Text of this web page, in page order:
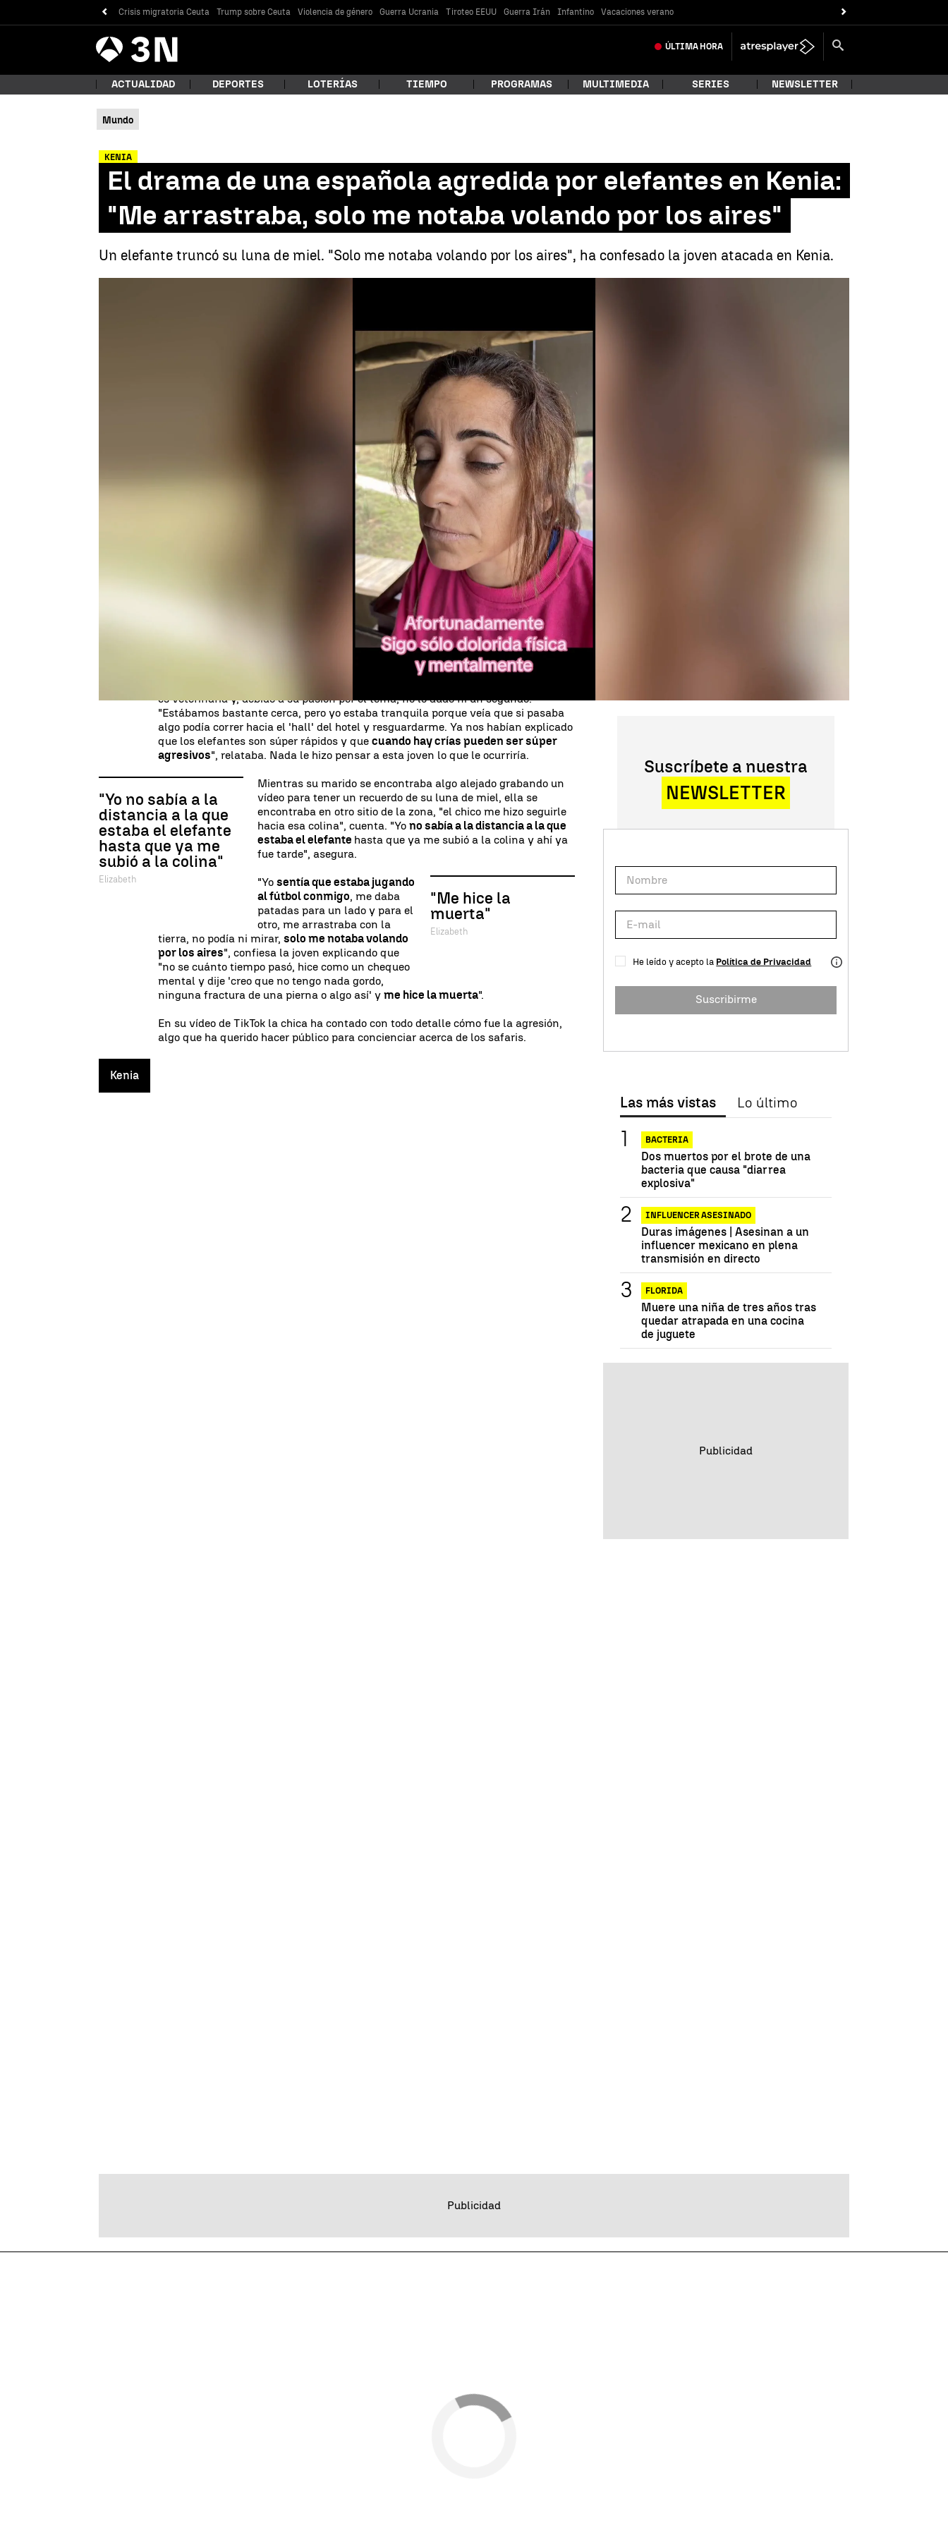
Crisis migratoria Ceuta Trump sobre Ceuta Violencia de género Guerra Ucrania Tiroteo EEUU Guerra Irán Infantino Vacaciones verano
Antena
3 Noticias ÚLTIMA HORA
¿Qué estás buscando?
ACTUALIDAD DEPORTES LOTERÍAS TIEMPO PROGRAMAS MULTIMEDIA SERIES NEWSLETTER
Mundo
KENIA
El drama de una española agredida por elefantes en Kenia:
"Me arrastraba, solo me notaba volando por los aires"
Un elefante truncó su luna de miel. "Solo me notaba volando por los aires", ha confesado la joven atacada en Kenia.
WhatsappFacebook
X Linkedin
"Por favor, mucho cuidado en los safaris", alertaba una joven en TikTok antes de
relatar su historia. Este miércoles, Elizabeth nos ha contado en directo en Espejo
Público una trágica experiencia durante su luna de miel en Kenia. "Me hice la
", explica, para intentar que unos elefantes no la agredieran más. "Lo
único que se me ocurrió es protegerme de la única manera que supe,hacerme
Esta joven y su chico estaban a punto de desayunar cuando uno de los
es veterinaria y, debido a su pasión por el tema, no lo dudó ni un segundo.
"Estábamos bastante cerca, pero yo estaba tranquila porque veía que si pasaba
algo podía correr hacia el 'hall' del hotel y resguardarme. Ya nos habían explicado
que los elefantes son súper rápidos y quecuando hay crías pueden ser súper
agresivos", relataba. Nada le hizo pensar a esta joven lo que le ocurriría.
"Yo no sabía a la
distancia a la que
estaba el elefante
hasta que ya me
subió a la colina"
Elizabeth
Mientras su marido se encontraba algo alejado grabando un
vídeo para tener un recuerdo de su luna de miel, ella se
encontraba en otro sitio de la zona, "el chico me hizo seguirle
hacia esa colina", cuenta. "Yo no sabía a la distancia a la que
estaba el elefante hasta que ya me subió a la colina y ahí ya
fue tarde", asegura.
"Me hice la
muerta"
Elizabeth
"Yo sentía que estaba jugando
al fútbol conmigo, me daba
patadas para un lado y para el
otro, me arrastraba con la
tierra, no podía ni mirar,solo me notaba volando
por los aires", confiesa la joven explicando que
"no se cuánto tiempo pasó, hice como un chequeo
mental y dije 'creo que no tengo nada gordo,
ninguna fractura de una pierna o algo así' yme hice la muerta".
En su vídeo de TikTok la chica ha contado con todo detalle cómo fue la agresión,
algo que ha querido hacer público para concienciar acerca de los safaris.
Kenia
Suscríbete a nuestra
NEWSLETTER
He leído y acepto la Política de Privacidad
Suscribirme
Las más vistas Lo último
BACTERIA
Dos muertos por el brote de una
bacteria que causa "diarrea
explosiva"
INFLUENCER ASESINADO
Duras imágenes | Asesinan a un
influencer mexicano en plena
transmisión en directo
FLORIDA
Muere una niña de tres años tras
quedar atrapada en una cocina
de juguete